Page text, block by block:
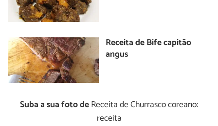
Receita de Bife capitão
angus
Suba a sua foto deReceita de Churrasco coreano:
receita